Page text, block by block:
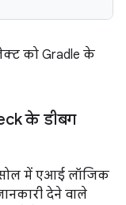
को Gradle के
के डीबग
में एआई लॉजिक
देने वाले